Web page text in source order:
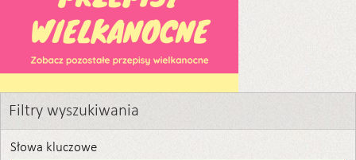
Filtry wyszukiwania
Słowa kluczowe